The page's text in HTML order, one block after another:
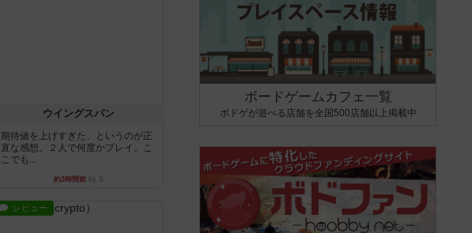
ウイングスパン
期待値を上げすぎた、というのが正
直な感想。２人で何度かプレイ。こ
こでも...
約3時間前by S
レビュー
ボードゲームカフェ一覧
ボドゲが遊べる店舗を全国500店舗以上掲載中